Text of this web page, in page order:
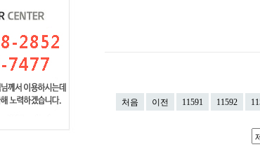
처음 이전 11591 11592